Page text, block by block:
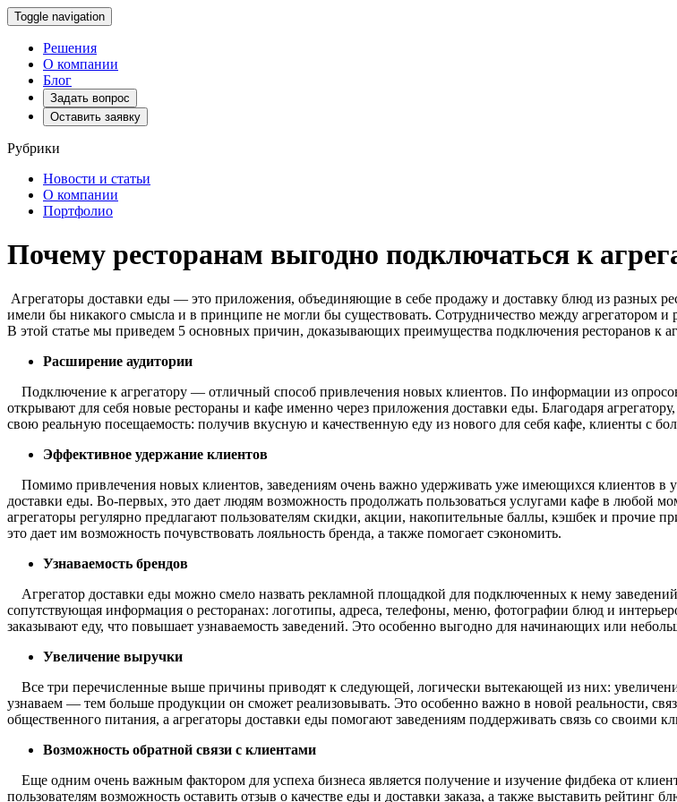
Toggle navigation
Решения
О компании
Блог
Задать вопрос
Оставить заявку
Рубрики
Новости и статьи
О компании
Портфолио
Почему ресторанам выгодно подключаться к
Агрегаторы доставки еды — это приложения, объединяющие в себе продажу и доставку блюд из разных
имели бы никакого смысла и в принципе не могли бы существовать. Сотрудничество между агрегатором
В этой статье мы приведем 5 основных причин, доказывающих преимущества подключения ресторанов к
Расширение аудитории
Подключение к агрегатору — отличный способ привлечения новых клиентов. По информации из
открывают для себя новые рестораны и кафе именно через приложения доставки еды. Благодаря
свою реальную посещаемость: получив вкусную и качественную еду из нового для себя кафе, клиенты с
Эффективное удержание клиентов
Помимо привлечения новых клиентов, заведениям очень важно удерживать уже имеющихся клиентов в
доставки еды. Во-первых, это дает людям возможность продолжать пользоваться услугами кафе в любой
агрегаторы регулярно предлагают пользователям скидки, акции, накопительные баллы, кэшбек и
это дает им возможность почувствовать лояльность бренда, а также помогает сэкономить.
Узнаваемость брендов
Агрегатор доставки еды можно смело назвать рекламной площадкой для подключенных к нему
сопутствующая информация о ресторанах: логотипы, адреса, телефоны, меню, фотографии блюд и
заказывают еду, что повышает узнаваемость заведений. Это особенно выгодно для начинающих или
Увеличение выручки
Все три перечисленные выше причины приводят к следующей, логически вытекающей из них:
узнаваем — тем больше продукции он сможет реализовывать. Это особенно важно в новой реальности,
общественного питания, а агрегаторы доставки еды помогают заведениям поддерживать связь со своими
Возможность обратной связи с клиентами
Еще одним очень важным фактором для успеха бизнеса является получение и изучение фидбека от
пользователям возможность оставить отзыв о качестве еды и доставки заказа, а также выставить